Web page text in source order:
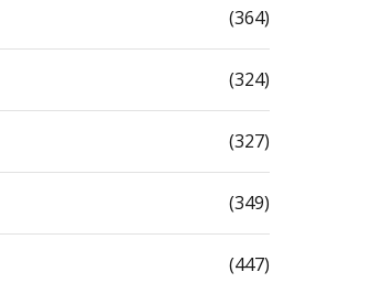
(364)
(324)
(327)
(349)
(447)